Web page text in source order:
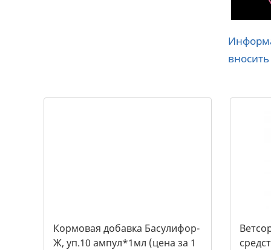
Кормовая добавка Басулифор-
Ж, уп.10 ампул*1мл (цена за 1